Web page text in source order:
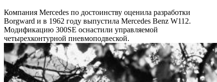
Компания Mercedes по достоинству оценила разработки
Borgward и в 1962 году выпустила Mercedes Benz W112.
Модификацию 300SE оснастили управляемой
четырехконтурной пневмоподвеской.